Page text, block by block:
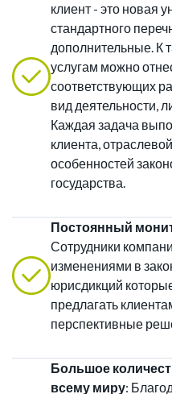
клиент - это новая
стандартного
дополнительные. К
услугам можно
соответствующих
вид деятельности,
Каждая задача
клиента,
особенностей
государства.
Постоянный
Сотрудники
изменениями в
юрисдикций
предлагать
перспективные
Большое
всему миру: